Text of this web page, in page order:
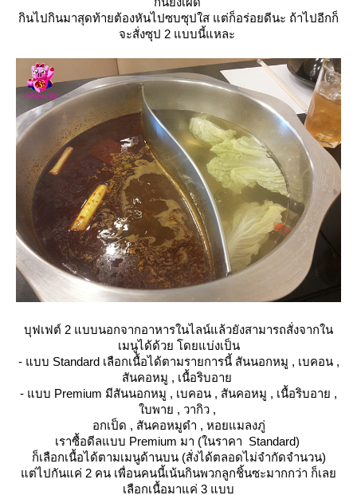
กินไปกินมาสุดท้ายต้องหันไปซบซุปใส แต่ก็อร่อยดีนะ ถ้าไปอีกก็
จะสั่งซุป 2 แบบนี้แหละ
บุฟเฟต์ 2 แบบนอกจากอาหารในไลน์แล้วยังสามารถสั่งจากใน
เมนูได้ด้วย โดยแบ่งเป็น
- แบบ Standard เลือกเนื้อได้ตามรายการนี้ สันนอกหมู , เบคอน ,
สันคอหมู , เนื้อริบอา
- แบบ Premium มีสันนอกหมู , เบคอน , สันคอหมู , เนื้อริบอาย ,
บพาย , วากิว ,
อกเป็ด , สันคอหมูดำ , หอยแมลงภู่
เราซื้อดีลแบบ Premium มา (ในราคา Standard)
ก็เลือกเนื้อได้ตามเมนูด้านบน (สั่งได้ตลอดไม่จำกัดจำนวน)
ต่ไปกันแค่ 2 คน เพื่อนคนนี้เน้นกินพวกลูกชิ้นซะมากกว่า ก็เล
เลือกเนื้อมาแค่ 3 แบบ